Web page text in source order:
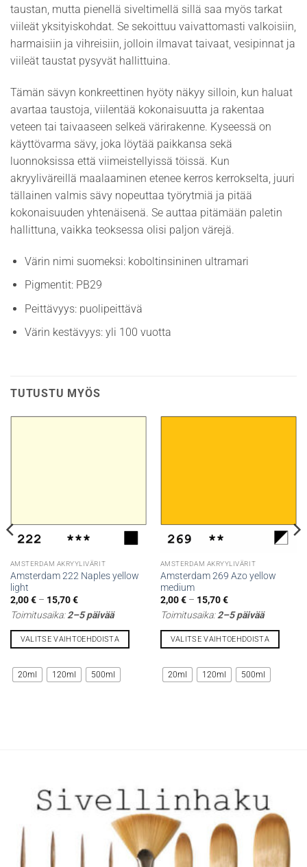
taustan, mutta pienellä siveltimellä sillä saa myös tarkat
viileät yksityiskohdat. Se sekoittuu vaivattomasti valkoisiin,
harmaisiin ja vihreisiin, jolloin ilmavat taivaat, vesipinnat ja
viileät taustat pysyvät hallittuina.
Tämän sävyn konkreettinen hyöty näkyy silloin, kun haluat
avartaa taustoja, viilentää kokonaisuutta ja rakentaa
veteen tai taivaaseen selkeä värirakenne. Kyseessä on
käyttövarma sävy, joka löytää paikkansa sekä
luonnoksissa että viimeistellyissä töissä. Kun
akryyliväreillä maalaaminen etenee kerros kerrokselta, juuri
tällainen valmis sävy nopeuttaa työrytmiä ja pitää
kokonaisuuden yhtenäisenä. Se auttaa pitämään paletin
hallittuna, vaikka teoksessa olisi paljon värejä.
Värin nimi suomeksi: koboltinsininen ultramari
Pigmentit: PB29
Peittävyys: puolipeittävä
Värin kestävyys: yli 100 vuotta
TUTUSTU MYÖS
AMSTERDAM AKRYYLIVÄRIT
Amsterdam 222 Naples yellow
light
2,00€ – 15,70€Hintaluokka:
2,00 €
-
Toimitusaika:2–5 päivää
VALITSE VAIHTOEHDOISTA
tuotteella
on
20ml 120ml 500ml
AMSTERDAM AKRYYLIVÄRIT
Amsterdam 269 Azo yellow
medium
2,00€ – 15,70€Hintaluokka:
2,00 €
-
Toimitusaika:2–5 päivää
VALITSE VAIHTOEHDOISTA
tuotteella
on
20ml 120ml 500ml